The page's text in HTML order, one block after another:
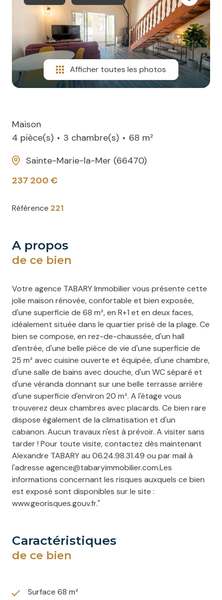
NOTRE
AGENCE
CONTACT
Afficher toutes les photos
Maison
4 pièce(s)
3 chambre(s)
68 m²
Sainte-Marie-la-Mer (66470)
237 200 €
Référence 221
a propos
de ce bien
Votre agence TABARY Immobilier vous présente cette
jolie maison rénovée, confortable et bien exposée,
d'une superficie de 68 m², en R+1 et en deux faces,
idéalement située dans le quartier prisé de la plage. Ce
bien se compose, en rez-de-chaussée, d'un hall
d'entrée, d'une belle pièce de vie d'une superficie de
25 m² avec cuisine ouverte et équipée, d'une chambre,
d'une salle de bains avec douche, d'un WC séparé et
d'une véranda donnant sur une belle terrasse arrière
d'une superficie d'environ 20 m². A l'étage vous
trouverez deux chambres avec placards. Ce bien rare
dispose également de la climatisation et d'un
cabanon. Aucun travaux n'est à prévoir. A visiter sans
tarder ! Pour toute visite, contactez dès maintenant
Alexandre TABARY au 06.24.98.31.49 ou par mail à
l'adresse agence@tabaryimmobilier.com.Les
informations concernant les risques auxquels ce bien
est exposé sont disponibles sur le site :
www.georisques.gouv.fr."
caractéristiques
de ce bien
Surface 68 m²